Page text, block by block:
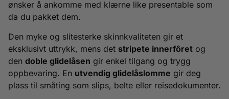
ønsker å ankomme med klærne like presentable som
da du pakket dem.
Den myke og slitesterke skinnkvaliteten gir et
eksklusivt uttrykk, mens det stripete innerfôret og
den doble glidelåsen gir enkel tilgang og trygg
oppbevaring. En utvendig glidelåslomme gir deg
plass til småting som slips, belte eller reisedokumenter.